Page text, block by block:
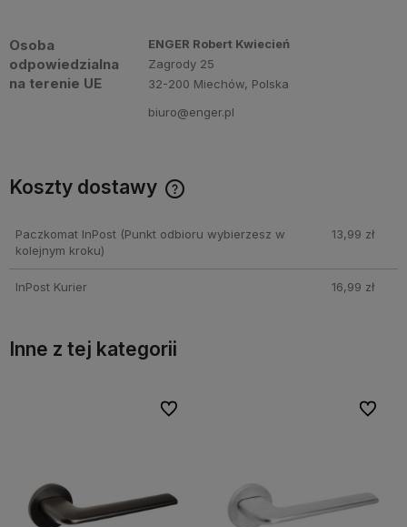
Osoba
odpowiedzialna
na terenie UE
ENGER Robert Kwiecień
Zagrody 25
32-200 Miechów, Polska
biuro@enger.pl
Koszty dostawy
Paczkomat InPost(Punkt odbioru wybierzesz w
kolejnym kroku)
13,99 zł
InPost Kurier 16,99 zł
Inne z tej kategorii
Do ulubionych
Do ulubionych Do
Do